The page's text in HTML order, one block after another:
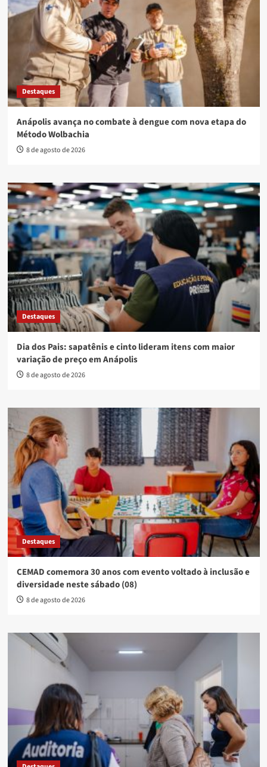
Destaques
Anápolis avança no combate à dengue com nova etapa do
Método Wolbachia
8 de agosto de 2026
Destaques
Dia dos Pais: sapatênis e cinto lideram itens com maior
variação de preço em Anápolis
8 de agosto de 2026
Destaques
CEMAD comemora 30 anos com evento voltado à inclusão e
diversidade neste sábado (08)
8 de agosto de 2026